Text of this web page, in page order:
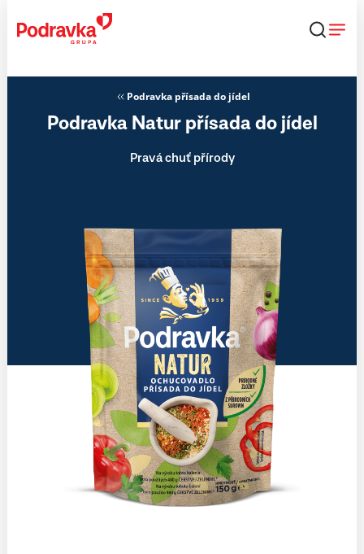
obsahu
Podravka přísada do jídel
Podravka Natur přísada do jídel
Pravá chuť přírody